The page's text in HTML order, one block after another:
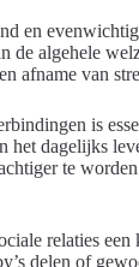
en
de algehele
afname van
is
het dagelijks
te
relaties
delen of